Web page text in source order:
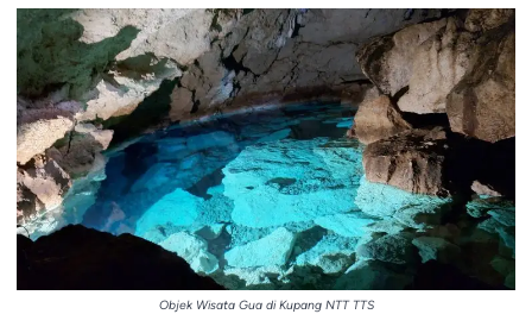
Objek Wisata Gua di Kupang NTT TTS